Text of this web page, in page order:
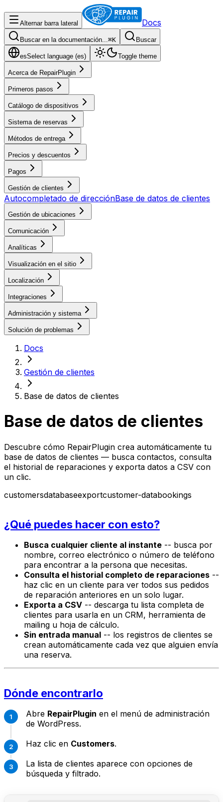
Alternar barra lateral Docs
Buscar en la documentación...⌘K Buscar
esSelect language (es) Toggle theme
Acerca de RepairPlugin
Primeros pasos
Catálogo de dispositivos
Sistema de reservas
Métodos de entrega
Precios y descuentos
Pagos
Gestión de clientes
Autocompletado de direcciónBase de datos de clientes
Gestión de ubicaciones
Comunicación
Analíticas
Visualización en el sitio
Localización
Integraciones
Administración y sistema
Solución de problemas
Docs
Gestión de clientes
Base de datos de clientes
Base de datos de clientes
Descubre cómo RepairPlugin crea automáticamente tu
base de datos de clientes — busca contactos, consulta
el historial de reparaciones y exporta datos a CSV con
un clic.
customersdatabaseexportcustomer-databookings
¿Qué puedes hacer con esto?
Busca cualquier cliente al instante -- busca por
nombre, correo electrónico o número de teléfono
para encontrar a la persona que necesitas.
Consulta el historial completo de reparaciones --
haz clic en un cliente para ver todos sus pedidos
de reparación anteriores en un solo lugar.
Exporta a CSV -- descarga tu lista completa de
clientes para usarla en un CRM, herramienta de
mailing u hoja de cálculo.
Sin entrada manual -- los registros de clientes se
crean automáticamente cada vez que alguien envía
una reserva.
Dónde encontrarlo
Abre RepairPlugin en el menú de administración
de WordPress.
Haz clic en Customers.
La lista de clientes aparece con opciones de
búsqueda y filtrado.